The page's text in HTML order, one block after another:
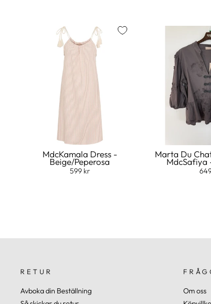
MdcKamala Dress -
Beige/Peperosa
599 kr
Marta Du
MdcSafiya
RETUR
Avboka din Beställning
Om oss